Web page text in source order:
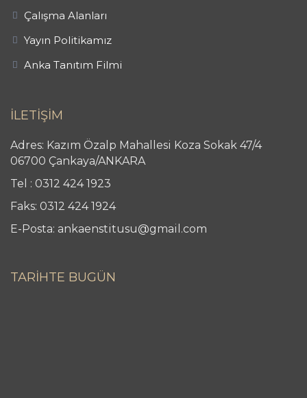
Çalışma Alanları
Yayın Politikamız
Anka Tanıtım Filmi
İLETİŞİM
Adres: Kazım Özalp Mahallesi Koza Sokak 47/4
06700 Çankaya/ANKARA
Tel : 0312 424 1923
Faks: 0312 424 1924
E-Posta: ankaenstitusu@gmail.com
TARİHTE BUGÜN